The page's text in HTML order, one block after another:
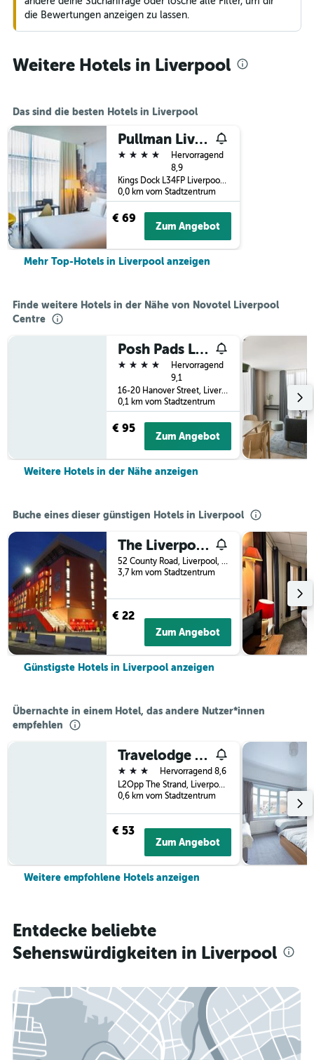
die Bewertungen anzeigen zu lassen.
Weitere Hotels in Liverpool
Das sind die besten Hotels in Liverpool
Pullman Liverpool
4 Sterne
Hervorragend
8,9
Kings Dock L34FP Liverpool (Monarchs Quay Liverpool England L3 4FP), Liverpool, Großbritannien
0,0 km vom Stadtzentrum
€ 69
Zum Angebot
Mehr Top-Hotels in Liverpool anzeigen
Finde weitere Hotels in der Nähe von Novotel Liverpool
Centre
Posh Pads Liverpool One
4 Sterne
Hervorragend
9,1
16-20 Hanover Street, Liverpool, Großbritannien
0,1 km vom Stadtzentrum
€ 95
Zum Angebot
Weitere Hotels in der Nähe anzeigen
Buche eines dieser günstigen Hotels in Liverpool
The Liverpool Pod - Hostel
52 County Road, Liverpool, Großbritannien
3,7 km vom Stadtzentrum
€ 22
Zum Angebot
Günstigste Hotels in Liverpool anzeigen
Übernachte in einem Hotel, das andere Nutzer*innen
empfehlen
Travelodge Liverpool Central The Strand
3 Sterne
Hervorragend 8,6
L2Opp The Strand, Liverpool, UK, Liverpool, Großbritannien
0,6 km vom Stadtzentrum
€ 53
Zum Angebot
Weitere empfohlene Hotels anzeigen
Entdecke beliebte
Sehenswürdigkeiten in Liverpool